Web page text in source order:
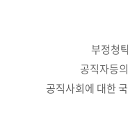
부정청
공직자등
공직사회에 대한